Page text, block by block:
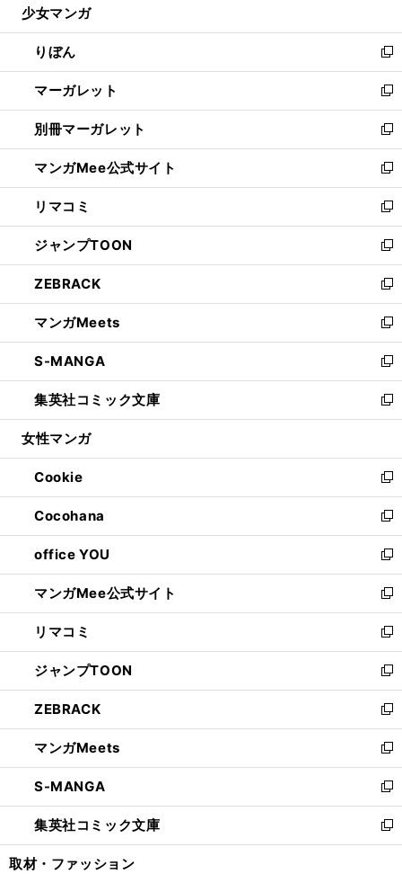
開
く
ウ
で
開
く
ン
ド
ウ
で
開
く
ウ
ィ
ン
ド
ウ
で
開
く
少女マンガ
りぼん
新
し
い
ウ
ィ
ン
ド
ウ
で
開
く
マーガレット
新
し
い
ウ
ィ
ン
ド
ウ
で
開
く
別冊マーガレット
新
し
い
ウ
ィ
ン
ド
ウ
で
開
く
マンガMee公式サイト
新
し
い
ウ
ィ
ン
ド
ウ
で
開
く
リマコミ
新
し
い
ウ
ィ
ン
ド
ウ
で
開
く
ジャンプTOON
新
し
い
ウ
ィ
ン
ド
ウ
で
開
ZEBRACK
新
し
い
ウ
ィ
ン
ド
ウ
開
く
マンガMeets
新
し
い
ウ
ィ
ン
ウ
で
開
く
S-MANGA
新
し
い
ウ
ン
ド
ウ
で
開
く
集英社コミック文庫
新
し
ウ
ィ
ン
ド
ウ
で
開
く
女性マンガ
Cookie
新
し
い
ウ
ィ
ン
ド
ウ
で
開
く
Cocohana
新
し
い
ウ
ィ
ン
ド
ウ
で
開
く
office YOU
新
し
い
ウ
ィ
ン
ド
ウ
で
開
く
マンガMee公式サイト
新
し
い
ウ
ィ
ン
ド
ウ
で
開
く
リマコミ
新
し
い
ウ
ィ
ン
ド
ウ
で
開
く
ジャンプTOON
新
し
い
ウ
ィ
ン
ド
ウ
で
開
ZEBRACK
新
し
い
ウ
ィ
ン
ド
ウ
マンガMeets
新
し
い
ウ
ィ
ン
S-MANGA
新
し
い
ウ
集英社コミック文庫
新
し
取材・ファッション